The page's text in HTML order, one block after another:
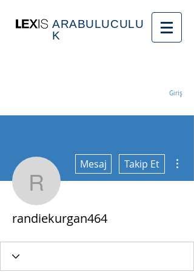
ARABULUCULU
K
Giriş
randiekurgan464
Mesaj Takip Et
randiekurgan464